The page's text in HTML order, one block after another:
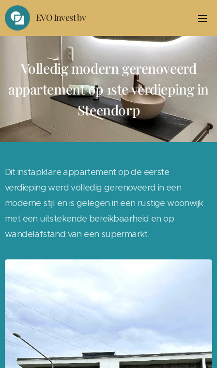
EVO Invest bv
Volledig modern gerenoveerd
appartement op 1ste verdieping in
Steendorp
Dit instapklare appartement op de eerste
verdieping werd volledig gerenoveerd in een
moderne stijl en is gelegen in een rustige woonwijk
met een uitstekende bereikbaarheid en op
wandelafstand van een supermarkt.